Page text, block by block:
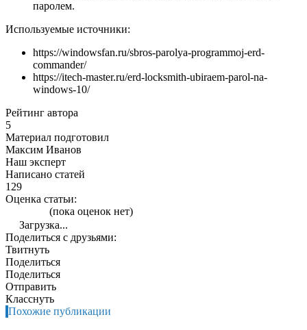
паролем.
Используемые источники:
https://windowsfan.ru/sbros-parolya-programmoj-erd-
commander/
https://itech-master.ru/erd-locksmith-ubiraem-parol-na-
windows-10/
Рейтинг автора
5
Материал подготовил
Максим Иванов
Наш эксперт
Написано статей
129
Оценка статьи:
(пока оценок нет)
Загрузка...
Поделиться с друзьями:
Твитнуть
Поделиться
Поделиться
Отправить
Класснуть
Похожие публикации